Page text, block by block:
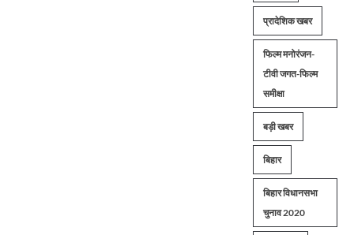
प्रादेशिक खबर
फिल्म मनोरंजन-
टीवी जगत-फिल्म
समीक्षा
बड़ी खबर
बिहार
बिहार विधानसभा
चुनाव 2020